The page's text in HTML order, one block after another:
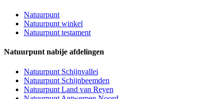
Natuurpunt
Natuurpunt winkel
Natuurpunt testament
Natuurpunt nabije afdelingen
Natuurpunt Schijnvallei
Natuurpunt Schijnbeemden
Natuurpunt Land van Reyen